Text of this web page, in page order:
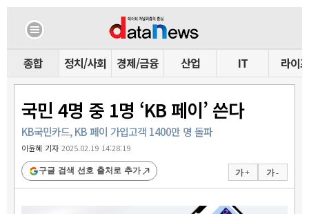
종합 정치/사회 경제/금융 산업 IT 라이프
국민 4명 중 1명 ‘KB 페이’ 쓴다
KB국민카드, KB 페이 가입고객 1400만 명 돌파
이윤혜 기자2025.02.19 14:28:19
가 + 가 -
구글 검색 선호 출처로 추가